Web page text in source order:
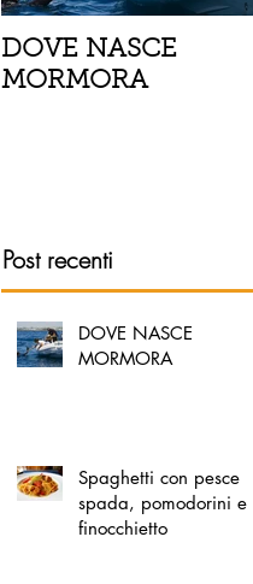
DOVE NASCE
MORMORA
Post recenti
DOVE NASCE
MORMORA
Spaghetti con pesce
spada, pomodorini e
finocchietto